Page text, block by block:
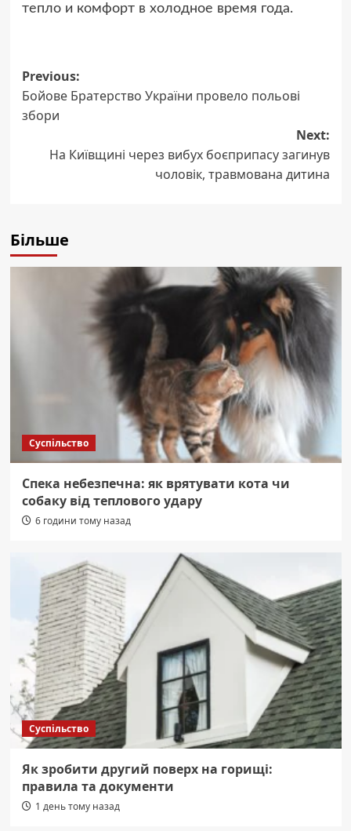
тепло и комфорт в холодное время года.
Post
navigation
Previous:
Бойове Братерство України провело польові
збори
Next:
На Київщині через вибух боєприпасу загинув
чоловік, травмована дитина
Більше
Суспільство
Спека небезпечна: як врятувати кота чи
собаку від теплового удару
6 години тому назад
Суспільство
Як зробити другий поверх на горищі:
правила та документи
1 день тому назад